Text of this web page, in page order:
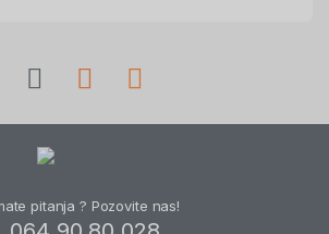
pitanja ? Pozovite nas!